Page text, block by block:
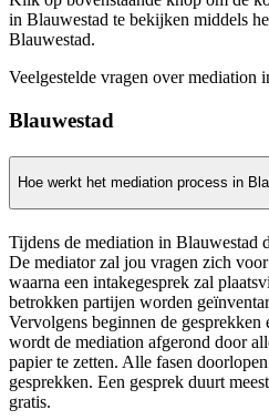
in Blauwestad te bekijken middels
Blauwestad.
Veelgestelde vragen over mediation
Blauwestad
Hoe werkt het mediation process in
Tijdens de mediation in Blauwestad
De mediator zal jou vragen zich
waarna een intakegesprek zal
betrokken partijen worden
Vervolgens beginnen de
wordt de mediation afgerond door
papier te zetten. Alle fasen
gesprekken. Een gesprek duurt
gratis.